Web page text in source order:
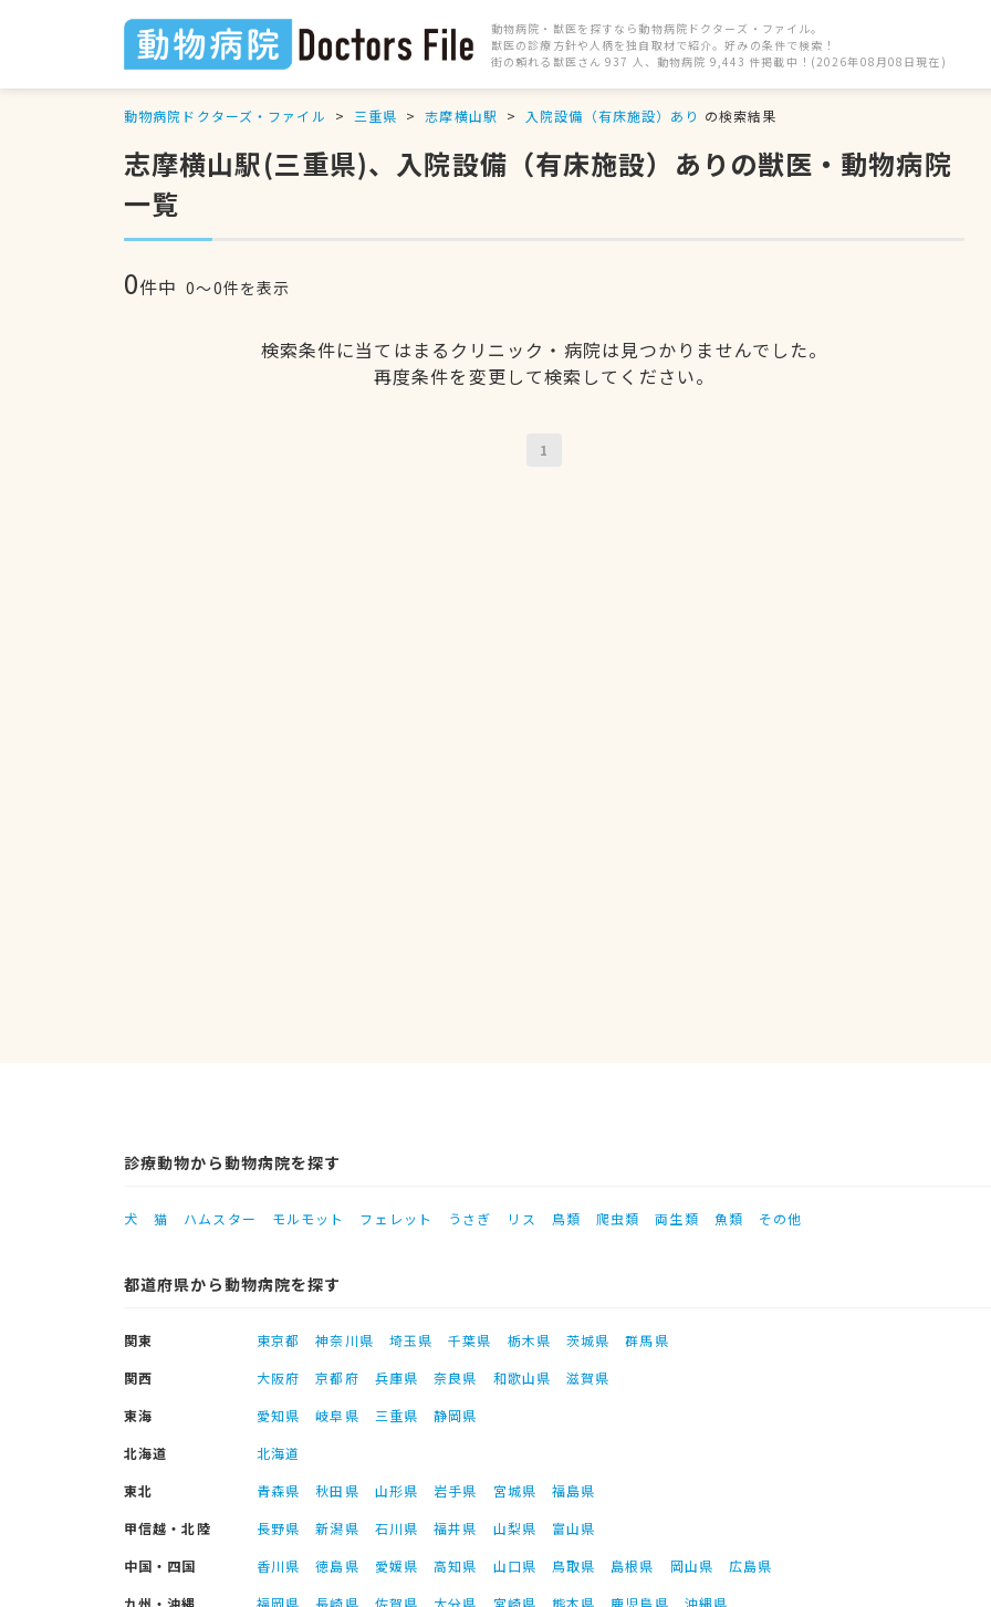
動物病院・獣医を探すなら動物病院ドクターズ・ファイル。
獣医の診療方針や人柄を独自取材で紹介。好みの条件で検索！
街の頼れる獣医さん 937 人、動物病院 9,443 件掲載中！(2026年08月08日現在)
動物病院ドクターズ・ファイル 三重県 志摩横山駅 入院設備（有床施設）あり の検索結果
志摩横山駅(三重県)、入院設備（有床施設）ありの獣医・動物病院
一覧
0件中 0〜0件を表示
検索条件に当てはまるクリニック・病院は見つかりませんでした。
再度条件を変更して検索してください。
1
診療動物から動物病院を探す
犬 猫 ハムスター モルモット フェレット うさぎ リス 鳥類 爬虫類 両生類 魚類 その他
都道府県から動物病院を探す
関東 東京都 神奈川県 埼玉県 千葉県 栃木県 茨城県
群馬県
関西
大阪府 京都府 兵庫県 奈良県 和歌山県
滋賀県
東海
愛知県 岐阜県 三重県
静岡県
北海道
北海道
東北
青森県 秋田県 山形県 岩手県 宮城県
福島県
甲信越・北陸
長野県 新潟県 石川県 福井県 山梨県
富山県
中国・四国
香川県 徳島県 愛媛県 高知県 山口県 鳥取県 島根県 岡山県
広島県
九州・沖縄
福岡県 長崎県 佐賀県 大分県 宮崎県 熊本県 鹿児島県 沖縄県